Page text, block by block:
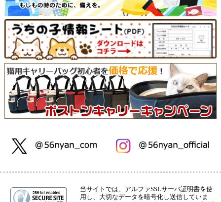
当サイトでは、アルファSSLサーバ証明書を使
用し、大切なデータを暗号化し送信していま